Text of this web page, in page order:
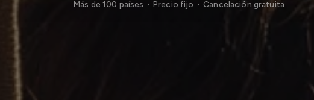
Más de 100 países · Precio fijo · Cancelación gratuita